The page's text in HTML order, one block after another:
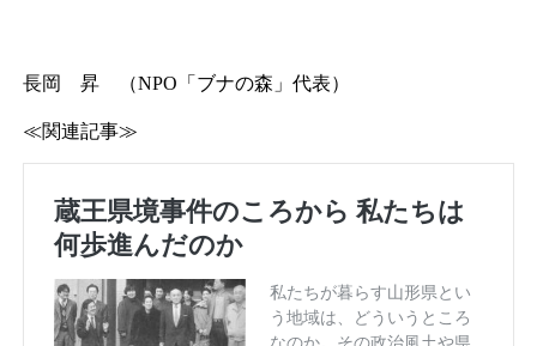
長岡 昇 （NPO「ブナの森」代表）
≪関連記事≫